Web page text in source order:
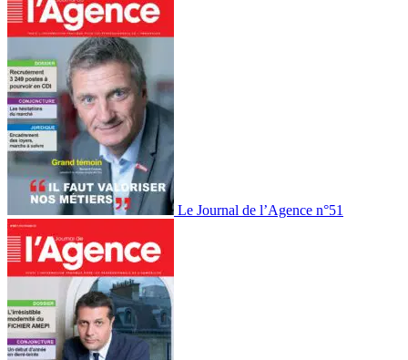
Le Journal de l’Agence n°51